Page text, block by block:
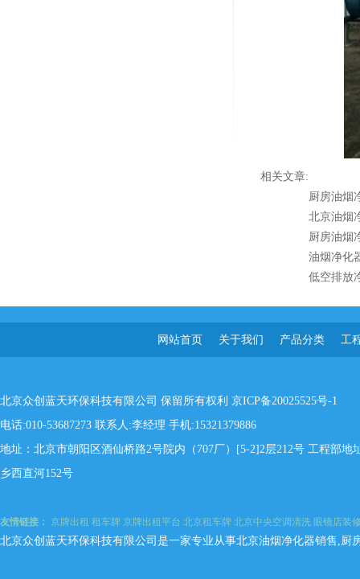
相关文章:
厨房油烟
北京油烟
厨房油烟
油烟净化
低空排放
网站首页 关于我们 产品分类 工
北京众创蓝天环保科技有限公司 保留所有权利 京ICP备20025525号-1
电话:010-53687273 联系人:李经理 手机:15321379886
地址：北京市朝阳区酒仙桥路2号院内（707厂）[5-2]2层212号 工程部地
乡西直河152号
友情链接： 京牌出租 租车牌 京牌出租平台 北京租车牌 北京中央空调清洗 眼镜店装
北京众创蓝天环保科技有限公司是一家专业从事北京油烟净化器销售,厨